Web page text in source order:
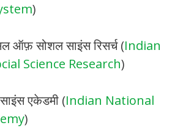
)
ऑफ़ सोशल साइंस रिसर्च (Indian
Science Research)
एकेडमी (Indian National
)